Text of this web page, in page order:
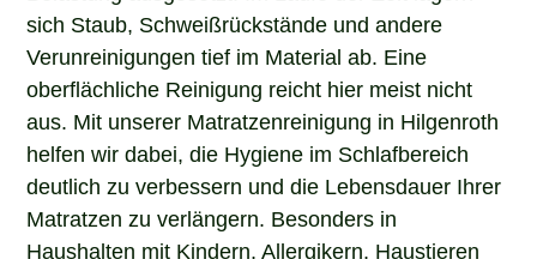
sich Staub, Schweißrückstände und andere
Verunreinigungen tief im Material ab. Eine
oberflächliche Reinigung reicht hier meist nicht
aus. Mit unserer Matratzenreinigung in Hilgenroth
helfen wir dabei, die Hygiene im Schlafbereich
deutlich zu verbessern und die Lebensdauer Ihrer
Matratzen zu verlängern. Besonders in
Haushalten mit Kindern, Allergikern, Haustieren